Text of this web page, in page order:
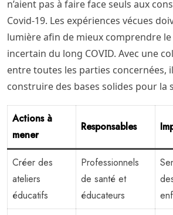
n’aient pas à faire face seuls aux
Covid-19. Les expériences vécues
lumière afin de mieux comprendre
incertain du long COVID. Avec une
entre toutes les parties concernées,
construire des bases solides pour la
Actions à
mener
Responsables
Créer des
ateliers
éducatifs
Professionnels
de santé et
éducateurs